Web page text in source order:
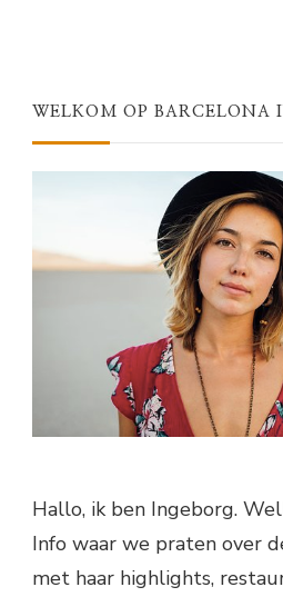
WELKOM OP BARCELONA
Hallo, ik ben Ingeborg.
Info waar we praten over
met haar highlights,